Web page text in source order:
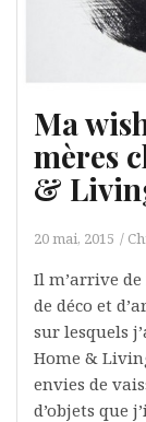
Ma
mères
&
20 mai, 2015
Il m’arrive de
de déco et
sur lesquels
Home &
envies de
d’objets que